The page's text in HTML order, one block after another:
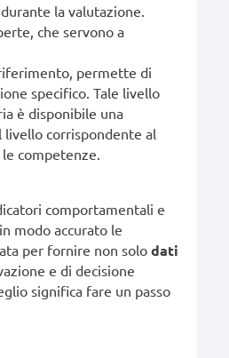
la valutazione.
che servono a
permette di
specifico. Tale livello
è disponibile una
livello corrispondente al
competenze.
comportamentali e
modo accurato le
per fornire non solo dati
e di decisione
significa fare un passo